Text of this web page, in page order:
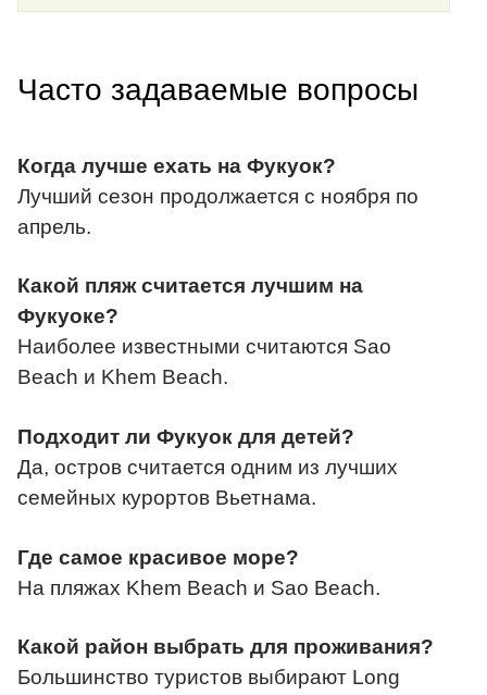
Часто задаваемые вопросы
Когда лучше ехать на Фукуок?
Лучший сезон продолжается с ноября по
апрель.
Какой пляж считается лучшим на
Фукуоке?
Наиболее известными считаются Sao
Beach и Khem Beach.
Подходит ли Фукуок для детей?
Да, остров считается одним из лучших
семейных курортов Вьетнама.
Где самое красивое море?
На пляжах Khem Beach и Sao Beach.
Какой район выбрать для проживания?
Большинство туристов выбирают Long